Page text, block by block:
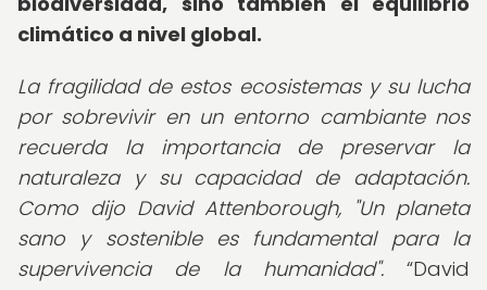
climático a nivel global.
La fragilidad de estos ecosistemas y su lucha
por sobrevivir en un entorno cambiante nos
recuerda la importancia de preservar la
naturaleza y su capacidad de adaptación.
Como dijo David Attenborough, "Un planeta
sano y sostenible es fundamental para la
supervivencia de la humanidad".
David